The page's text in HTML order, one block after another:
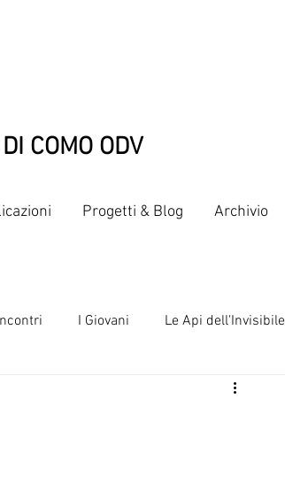
COMO ODV
Progetti & Blog Archivio
I Giovani Le Api dell'Invisibile